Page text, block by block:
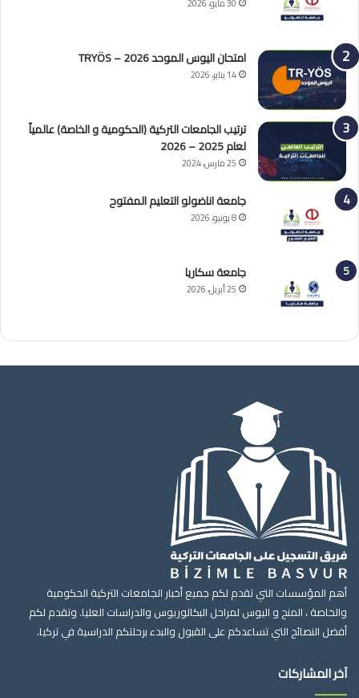
امتحان اليوس الموحد 2026 – TRYÖS
14 يناير، 2026
ترتيب الجامعات التركية (الحكومية و الخاصة) عالمياً
لعام 2025 – 2026
25 مارس، 2024
جامعة اناضولو التعليم المفتوح
8 يونيو، 2026
جامعة سكاريا
25 أبريل، 2026
أهم المؤسسات التي تقدم لكم جميع أخبار الجامعات التركية الحكومية
والخاصة ، المنح و اليوس لمراحل البكالوريوس والدراسات العليا. وتقدم لكم
أفضل النصائح التي تساعدكم على القبول والبدء برحلتكم الدراسية في تركيا.
آخر المشاركات